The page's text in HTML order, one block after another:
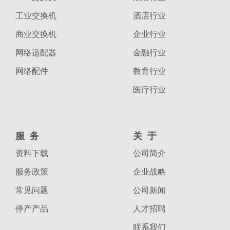
工业交换机
商业交换机
网络适配器
网络配件
酒店行业
企业行业
金融行业
教育行业
医疗行业
服务
资料下载
服务政策
常见问题
停产产品
关于
公司简介
企业战略
公司新闻
人才招聘
联系我们